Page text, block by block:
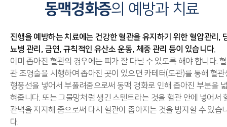
동맥경화증의 예방과 치료
진행을 예방하는 치료에는 건강한 혈관을 유지하기 위한 혈압관리,
뇨병 관리, 금연, 규칙적인 유산소 운동, 체중 관리 등이 있습니다.
이미 좁아진 혈관의 경우에는 피가 잘 다닐 수 있도록 해야 합니다. 혈
관 조영술을 시행하여 좁아진 곳이 있으면 카테터(도관)를 통해 혈관
형풍선을 넣어서 부풀려줌으로써 동맥 경화로 인해 좁아진 부분을 넓
혀줍니다. 또는 그물망처럼 생긴 스텐트라는 것을 혈관 안에 넣어서
관벽을 지지해 줌으로써 다시 혈관이 좁아지는 것을 방지할 수 있습
다.